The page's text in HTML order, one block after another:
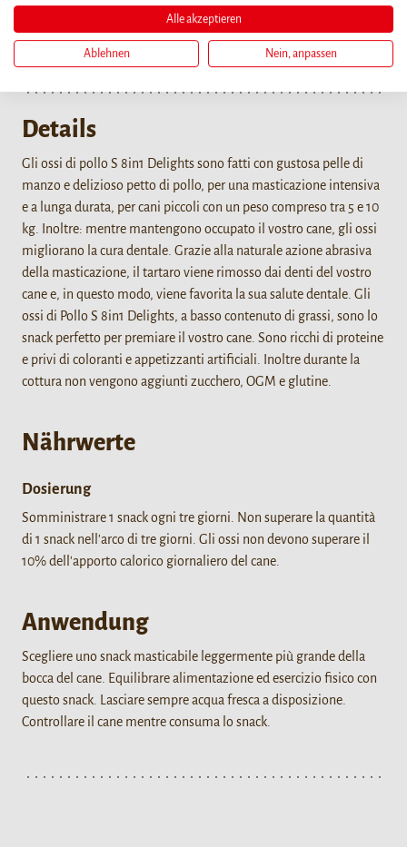
HÄNDLERSUCHE
Details
Gli ossi di pollo S 8in1 Delights sono fatti con gustosa pelle di
manzo e delizioso petto di pollo, per una masticazione intensiva
e a lunga durata, per cani piccoli con un peso compreso tra 5 e 10
kg. Inoltre: mentre mantengono occupato il vostro cane, gli ossi
migliorano la cura dentale. Grazie alla naturale azione abrasiva
della masticazione, il tartaro viene rimosso dai denti del vostro
cane e, in questo modo, viene favorita la sua salute dentale. Gli
ossi di Pollo S 8in1 Delights, a basso contenuto di grassi, sono lo
snack perfetto per premiare il vostro cane. Sono ricchi di proteine
e privi di coloranti e appetizzanti artificiali. Inoltre durante la
cottura non vengono aggiunti zucchero, OGM e glutine.
Nährwerte
Dosierung
Somministrare 1 snack ogni tre giorni. Non superare la quantità
di 1 snack nell'arco di tre giorni. Gli ossi non devono superare il
10% dell'apporto calorico giornaliero del cane.
Anwendung
Scegliere uno snack masticabile leggermente più grande della
bocca del cane. Equilibrare alimentazione ed esercizio fisico con
questo snack. Lasciare sempre acqua fresca a disposizione.
Controllare il cane mentre consuma lo snack.
Alle akzeptieren
Ablehnen Nein, anpassen